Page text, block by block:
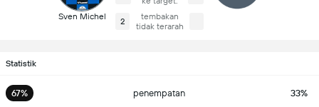
Sven Michel 2
tembakan
tidak terarah
Statistik
67% penempatan 33%